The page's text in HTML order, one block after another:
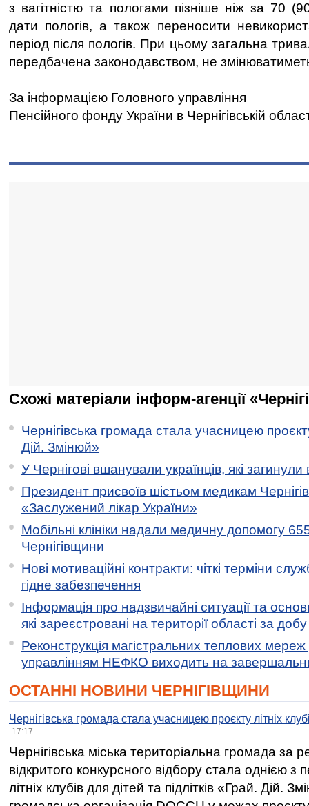
з вагітністю та пологами пізніше ніж за 70
дати пологів, а також переносити
період після пологів. При цьому загальна
передбачена законодавством, не
За інформацією Головного управління
Пенсійного фонду України в Чернігівській
Схожі матеріали інформ-агенції
Чернігівська громада стала учасницею
Дій. Змінюй»
У Чернігові вшанували українців, які загинули
Президент присвоїв шістьом медикам
«Заслужений лікар України»
Мобільні клініки надали медичну допомогу
Чернігівщини
Нові мотиваційні контракти: чіткі терміни
гідне забезпечення
Інформація про надзвичайні ситуації та
які зареєстровані на території області за добу
Реконструкція магістральних теплових мереж
управлінням НЕФКО виходить на
ОСТАННІ НОВИНИ ЧЕРНІГІВЩИНИ
Чернігівська громада стала учасницею проєкту літніх
17:17
Чернігівська міська територіальна громада за
відкритого конкурсного відбору стала однією
літніх клубів для дітей та підлітків «Грай. Дій.